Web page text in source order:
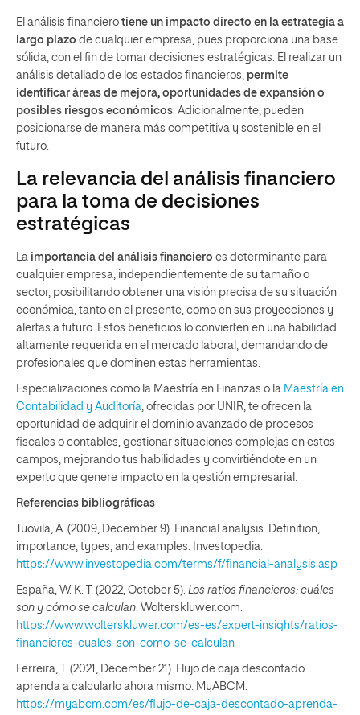
El análisis financiero tiene un impacto directo en la estrategia a
largo plazo de cualquier empresa, pues proporciona una base
sólida, con el fin de tomar decisiones estratégicas. El realizar un
análisis detallado de los estados financieros, permite
identificar áreas de mejora, oportunidades de expansión o
posibles riesgos económicos . Adicionalmente, pueden
posicionarse de manera más competitiva y sostenible en el
futuro.
La relevancia del análisis financiero
para la toma de decisiones
estratégicas
La importancia del análisis financiero es determinante para
cualquier empresa, independientemente de su tamaño o
sector, posibilitando obtener una visión precisa de su situación
económica, tanto en el presente, como en sus proyecciones y
alertas a futuro. Estos beneficios lo convierten en una habilidad
altamente requerida en el mercado laboral, demandando de
profesionales que dominen estas herramientas.
Especializaciones como la Maestría en Finanzas o la Maestría en
Contabilidad y Auditoría , ofrecidas por UNIR, te ofrecen la
oportunidad de adquirir el dominio avanzado de procesos
fiscales o contables, gestionar situaciones complejas en estos
campos, mejorando tus habilidades y convirtiéndote en un
experto que genere impacto en la gestión empresarial.
Referencias bibliográficas
Tuovila, A. (2009, December 9). Financial analysis: Definition,
importance, types, and examples. Investopedia.
https://www.investopedia.com/terms/f/financial-analysis.asp
España, W. K. T. (2022, October 5). Los ratios financieros: cuáles
son y cómo se calculan . Wolterskluwer.com.
https://www.wolterskluwer.com/es-es/expert-insights/ratios-
financieros-cuales-son-como-se-calculan
Ferreira, T. (2021, December 21). Flujo de caja descontado:
aprenda a calcularlo ahora mismo. MyABCM.
https://myabcm.com/es/flujo-de-caja-descontado-aprenda-